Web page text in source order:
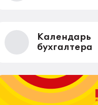
Календарь
бухгалтера